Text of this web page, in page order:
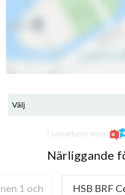
Välj
I samarbete med
Närliggande
1 och
HSB BRF